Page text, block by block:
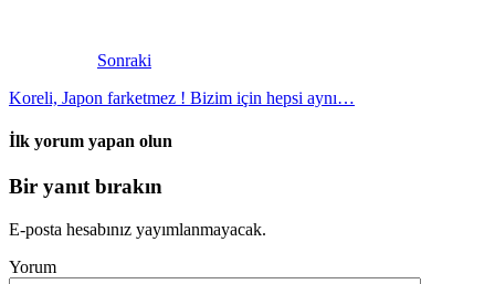
Sonraki
Koreli, Japon farketmez ! Bizim için hepsi aynı…
İlk yorum yapan olun
Bir yanıt bırakın
E-posta hesabınız yayımlanmayacak.
Yorum